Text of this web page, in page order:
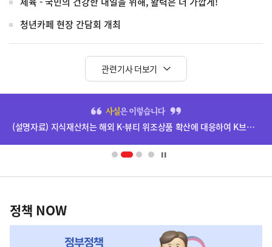
청년카페 현장 간담회 개최
관련기사 더보기
배
영
(설명자료) 지식재산처는 해외 K-뷰티 위조상품 확산에 대응하여 K브랜드 정부인증, 유통차단, 국제공조까지 K-브랜드 보호를 강화하고 있습니다.
책
NOW,
정책 NOW